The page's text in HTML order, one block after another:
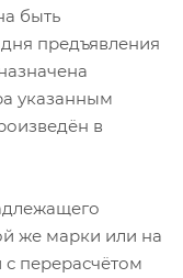
быть
предъявления
указанным
в
же марки или на
перерасчётом